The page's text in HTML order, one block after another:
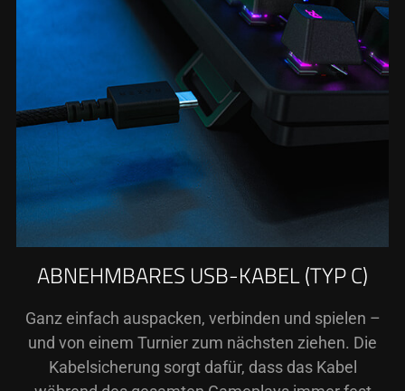
ABNEHMBARES USB-KABEL (TYP C)
Ganz einfach auspacken, verbinden und spielen –
und von einem Turnier zum nächsten ziehen. Die
Kabelsicherung sorgt dafür, dass das Kabel